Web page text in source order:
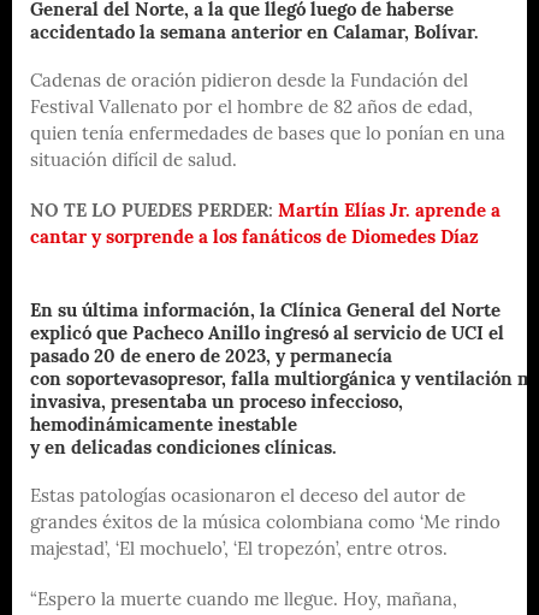
General del Norte, a la que llegó luego de haberse
accidentado la semana anterior en Calamar, Bolívar.
Cadenas de oración pidieron desde la Fundación del
Festival Vallenato por el hombre de 82 años de edad,
quien tenía enfermedades de bases que lo ponían en una
situación difícil de salud.
NO TE LO PUEDES PERDER: Martín Elías Jr. aprende a
cantar y sorprende a los fanáticos de Diomedes Díaz
En su última información, la Clínica General del Norte
explicó que Pacheco Anillo ingresó al servicio de UCI el
pasado 20 de enero de 2023, y permanecía
con soportevasopresor, falla multiorgánica y ventilación
invasiva, presentaba un proceso infeccioso,
hemodinámicamente inestable
y en delicadas condiciones clínicas.
Estas patologías ocasionaron el deceso del autor de
grandes éxitos de la música colombiana como ‘Me rindo
majestad’, ‘El mochuelo’, ‘El tropezón’, entre otros.
“Espero la muerte cuando me llegue. Hoy, mañana,